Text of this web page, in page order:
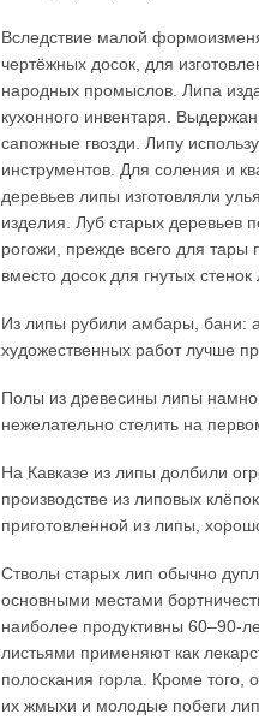
Вследствие малой
чертёжных досок, для
народных промыслов. Липа
кухонного инвентаря.
сапожные гвозди. Липу
инструментов. Для соления и
деревьев липы изготовляли
изделия. Луб старых деревьев
рогожи, прежде всего для
вместо досок для гнутых стенок
Из липы рубили амбары, бани:
художественных работ лучше
Полы из древесины липы
нежелательно стелить на
На Кавказе из липы долбили
производстве из липовых
приготовленной из липы,
Стволы старых лип обычно
основными местами
наиболее продуктивны 60–90-
листьями применяют как
полоскания горла. Кроме того,
их жмыхи и молодые побеги